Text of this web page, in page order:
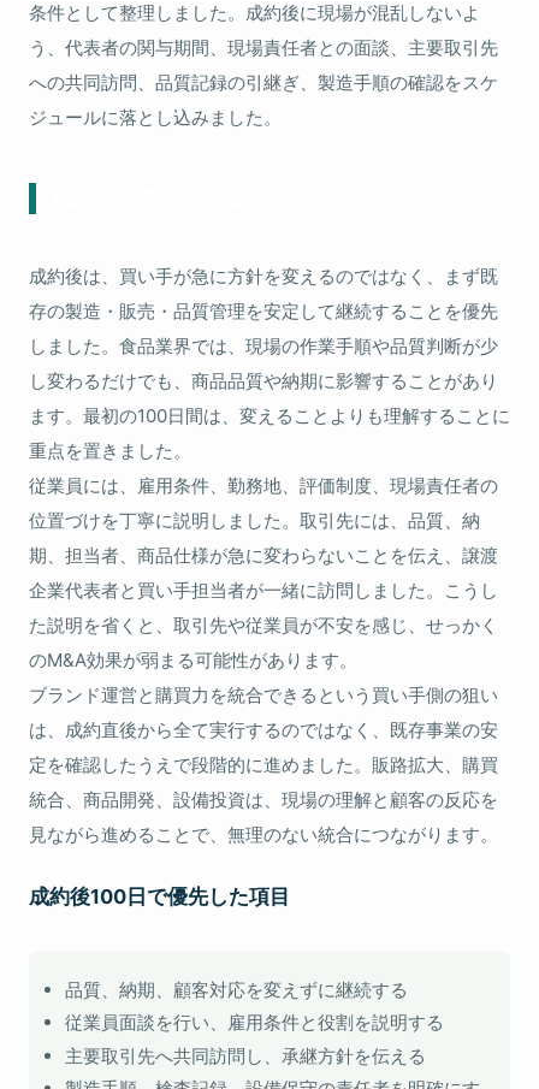
条件として整理しました。成約後に現場が混乱しないよ
う、代表者の関与期間、現場責任者との面談、主要取引先
への共同訪問、品質記録の引継ぎ、製造手順の確認をスケ
ジュールに落とし込みました。
成約後は、買い手が急に方針を変えるのではなく、まず既
存の製造・販売・品質管理を安定して継続することを優先
しました。食品業界では、現場の作業手順や品質判断が少
し変わるだけでも、商品品質や納期に影響することがあり
ます。最初の100日間は、変えることよりも理解することに
重点を置きました。
従業員には、雇用条件、勤務地、評価制度、現場責任者の
位置づけを丁寧に説明しました。取引先には、品質、納
期、担当者、商品仕様が急に変わらないことを伝え、譲渡
企業代表者と買い手担当者が一緒に訪問しました。こうし
た説明を省くと、取引先や従業員が不安を感じ、せっかく
のM&A効果が弱まる可能性があります。
ブランド運営と購買力を統合できるという買い手側の狙い
は、成約直後から全て実行するのではなく、既存事業の安
定を確認したうえで段階的に進めました。販路拡大、購買
統合、商品開発、設備投資は、現場の理解と顧客の反応を
見ながら進めることで、無理のない統合につながります。
成約後100日で優先した項目
品質、納期、顧客対応を変えずに継続する
従業員面談を行い、雇用条件と役割を説明する
主要取引先へ共同訪問し、承継方針を伝える